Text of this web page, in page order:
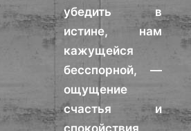
убедить в
истине, нам
кажущейся
бесспорной, —
ощущение
счастья и
спокойствия